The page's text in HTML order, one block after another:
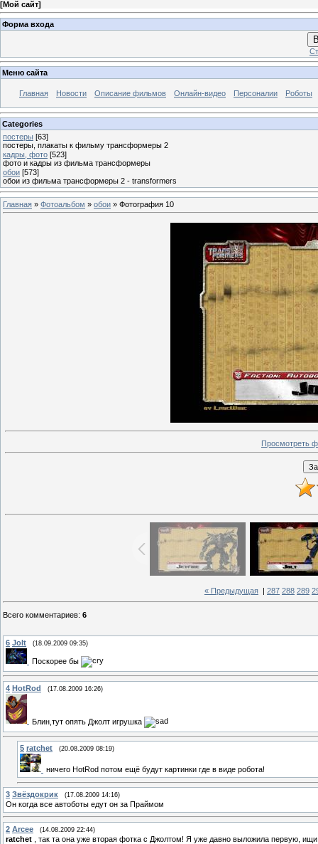
[Мой сайт]
Форма входа
Меню сайта
Главная Новости Описание фильмов Онлайн-видео Персоналии Роботы
Categories
постеры [63]
постеры, плакаты к фильму трансформеры 2
кадры, фото [523]
фото и кадры из фильма трансформеры
обои [573]
обои из фильма трансформеры 2 - transformers
Главная » Фотоальбом » обои » Фотография 10
Просмотреть
« Предыдущая 287 288 289
Всего комментариев: 6
6 Jolt (18.09.2009 09:35)
Поскорее бы
4 HotRod (17.08.2009 16:26)
Блин,тут опять Джолт игрушка
5 ratchet (20.08.2009 08:19)
ничего HotRod потом ещё будут картинки где в виде робота!
3 Звёздокрик (17.08.2009 14:16)
Он когда все автоботы едут он за Праймом
2 Arcee (14.08.2009 22:44)
ratchet , так та она уже вторая фотка с Джолтом! Я уже давно выложила первую,